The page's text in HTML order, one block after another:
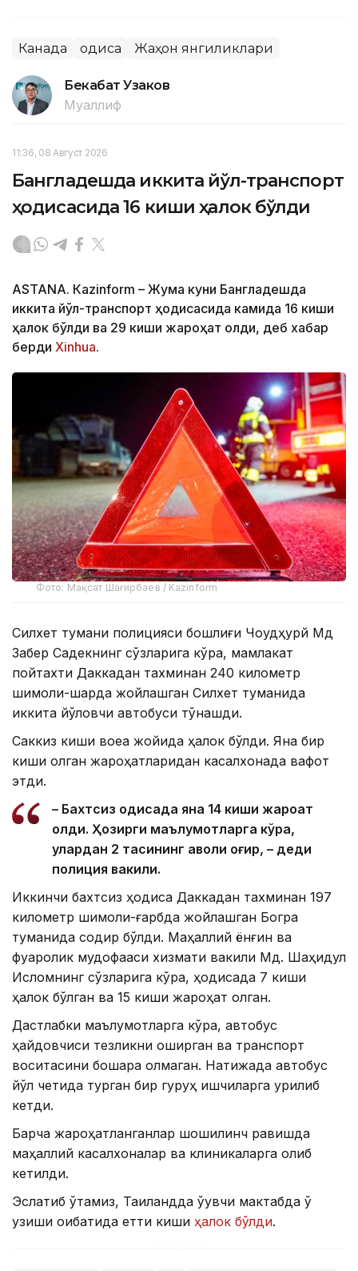
Канада Ҳодиса Жаҳон янгиликлари
Бекабат Узаков
Муаллиф
11:36, 08 Август 2026
Бангладешда иккита йўл-транспорт
ҳодисасида 16 киши ҳалок бўлди
ASTANА. Кazinform – Жума куни Бангладешда
иккита йўл-транспорт ҳодисасида камида 16 киши
ҳалок бўлди ва 29 киши жароҳат олди, деб хабар
берди Xinhua.
Фото: Мақсат Шағирбаев / Kazinform
Силхет тумани полицияси бошлиғи Чоудҳурй Мд
Забер Садекнинг сўзларига кўра, мамлакат
пойтахти Даккадан тахминан 240 километр
шимоли-шарқда жойлашган Силхет туманида
иккита йўловчи автобуси тўқнашди.
Саккиз киши воқеа жойида ҳалок бўлди. Яна бир
киши олган жароҳатларидан касалхонада вафот
этди.
– Бахтсиз ҳодисада яна 14 киши жароҳат
олди. Ҳозирги маълумотларга кўра,
улардан 2 тасининг аҳволи оғир, – деди
полиция вакили.
Иккинчи бахтсиз ҳодиса Даккадан тахминан 197
километр шимоли-ғарбда жойлашган Богра
туманида содир бўлди. Маҳаллий ёнғин ва
фуқаролик мудофааси хизмати вакили Мд. Шаҳидул
Исломнинг сўзларига кўра, ҳодисада 7 киши
ҳалок бўлган ва 15 киши жароҳат олган.
Дастлабки маълумотларга кўра, автобус
ҳайдовчиси тезликни оширган ва транспорт
воситасини бошқара олмаган. Натижада автобус
йўл четида турган бир гуруҳ ишчиларга урилиб
кетди.
Барча жароҳатланганлар шошилинч равишда
маҳаллий касалхоналар ва клиникаларга олиб
кетилди.
Эслатиб ўтамиз, Таиландда ўқувчи мактабда ўқ
узиши оқибатида етти киши ҳалок бўлди.